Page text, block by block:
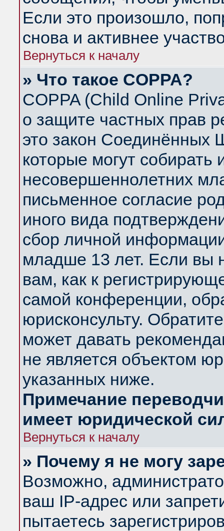
Если это произошло,
снова и активнее
Вернуться к началу
» Что такое COPPA?
COPPA (Child Online
о защите частных прав
это закон Соединённых
которые могут
несовершеннолетних
письменное согласие
иного вида
сбор личной
младше 13 лет. Если вы
вам, как к
самой конференции,
юрисконсульту.
может давать
не является объектом
указанных ниже.
Примечание
имеет юридической
Вернуться к началу
» Почему я не могу
Возможно,
ваш IP-адрес или
пытаетесь